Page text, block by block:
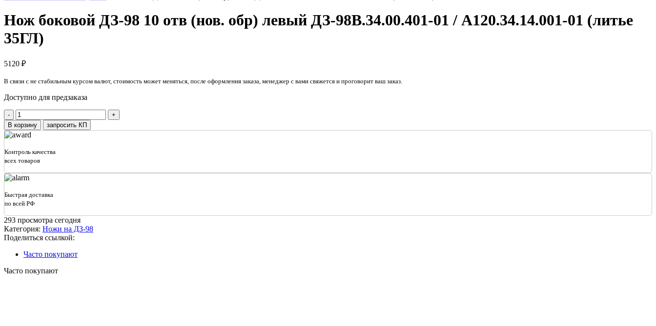
Нож боковой ДЗ-98 10 отв (нов. обр) левый ДЗ-98В.34.00.401-01 / А120.34.14.001-01 (литье
35ГЛ)
5120 ₽
В связи с не стабильным курсом валют, стоимость может меняться, после оформления заказа, менеджер с вами свяжется и проговорит ваш заказ.
Доступно для предзаказа
Количество
товара
Нож
боковой
10
(нов.
левый
ДЗ-98В.34.00.401-
/
А120.34.14.001-
01
35ГЛ)
В корзину запросить КП
Контроль качества
всех товаров
Быстрая доставка
по всей РФ
293 просмотра сегодня
Категория: Ножи на ДЗ-98
Поделиться ссылкой:
Часто покупают
Часто покупают